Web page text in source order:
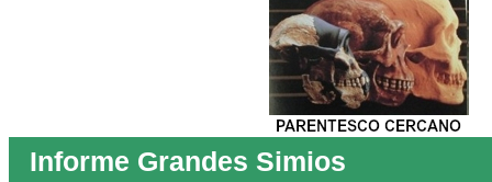
Informe Grandes Simios